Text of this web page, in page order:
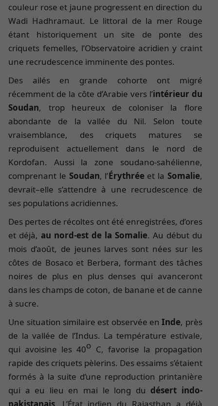
couleur rose et jaune progressent en direction du
Wadi Hadhramaut. Le littoral de la mer Rouge
étant historiquement un site de ponte des
criquets femelles, l’Observatoire acridien y craint
une recrudescence imminente des pontes.
Des ailés en grande cohorte ont migré
récemment de la côte d’Arabie vers l’intérieur du
Soudan, trop heureux de coloniser la flore
abondante de la vallée du Nil. Selon toute
vraisemblance, des criquets matures se
reproduisent actuellement dans le nord de
Kordofan. Aussi la zone soudano-sahélienne,
comprenant le Soudan, l’Érythréeet la Somalie,
devrait–elle s’attendre à une recrudescence de
ses populations acridiennes.
Des pertes de récoltes ont été enregistrées, d’ores
et déjà, au nord-est de la Somalie. Au début du
mois d’août, de jeunes larves sont nées sur les
côtes de Bosaco et Berbera, formant des tâches
noires de plus en plus denses qui avanceront
dans les champs de coton, de banane et de canne
à sucre.
Une situation similaire est observée enInde, près
de la vallée de l’Indus. La température estivale,
qui avoisine les 40o C, favorise la propagation
rapide des criquets pèlerins. Des essaims s’étaient
formés à la suite d’une reproduction printanière
qui a eu lieu en mai le long du désert indo-